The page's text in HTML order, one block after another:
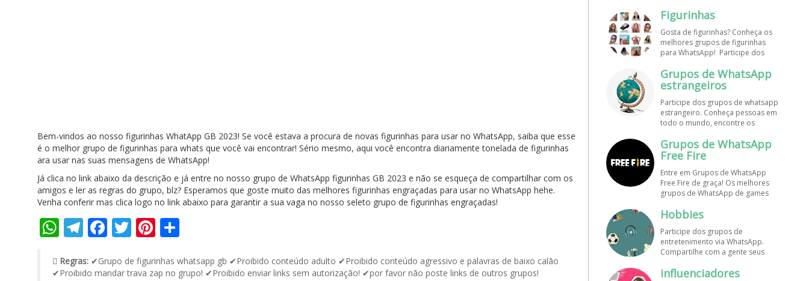
Bem-vindos ao nosso figurinhas WhatApp GB 2023! Se você estava a procura de novas figurinhas para usar no WhatsApp, saiba que esse
é o melhor grupo de figurinhas para whats que você vai encontrar! Sério mesmo, aqui você encontra diariamente tonelada de figurinhas
ara usar nas suas mensagens de WhatsApp!
Já clica no link abaixo da descrição e já entre no nosso grupo de WhatsApp figurinhas GB 2023 e não se esqueça de compartilhar com os
amigos e ler as regras do grupo, blz? Esperamos que goste muito das melhores figurinhas engraçadas para usar no WhatsApp hehe.
Venha conferir mas clica logo no link abaixo para garantir a sua vaga no nosso seleto grupo de figurinhas engraçadas!
WhatsApp
Telegram
Facebook
TwitterPinterest
Regras: ✔Grupo de figurinhas whatsapp gb ✔Proibido conteúdo adulto ✔Proibido conteúdo agressivo e palavras de baixo calão
✔Proibido mandar trava zap no grupo! ✔Proibido enviar links sem autorização! ✔por favor não poste links de outros grupos!
melhores grupos de WhatsApp é
de graça!
Figurinhas
Gosta de figurinhas? Conheça os
melhores grupos de figurinhas
para WhatsApp! Participe dos
figurinhas e stickers grátis.
Encontre aqui os melhores grupos
de WhatsApp e bombe seu perfil!
Grupos de WhatsApp
estrangeiros
Participe dos grupos de whatsapp
estrangeiro. Conheça pessoas em
todo o mundo, encontre os
Encontre esses e mais grupos de
WhatsApp de graça!
Grupos de WhatsApp
Free Fire
Entre em Grupos de WhatsApp
Free Fire de graça! Os melhores
grupos de WhatsApp de games
grupos de whats e faça novos
Hobbies
Participe dos grupos de
entretenimento via WhatsApp.
Compartilhe com a gente seus
os melhores grupos de WhatsApp,
influenciadores